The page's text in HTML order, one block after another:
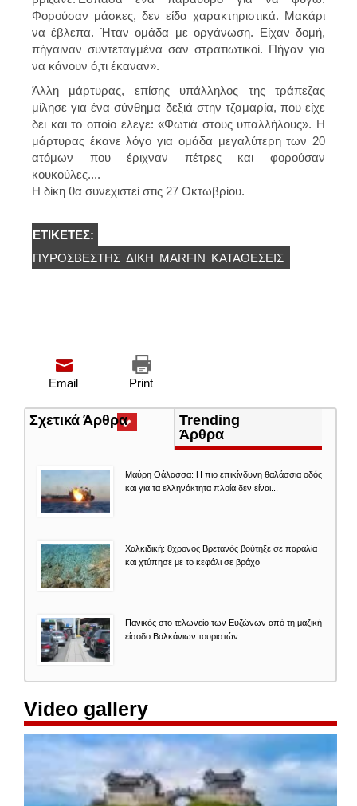
Φορούσαν μάσκες, δεν είδα χαρακτηριστικά. Μακάρι
να έβλεπα. Ήταν ομάδα με οργάνωση. Είχαν δομή,
πήγαιναν συντεταγμένα σαν στρατιωτικοί. Πήγαν για
να κάνουν ό,τι έκαναν».
Άλλη μάρτυρας, επίσης υπάλληλος της τράπεζας
μίλησε για ένα σύνθημα δεξιά στην τζαμαρία, που είχε
δει και το οποίο έλεγε: «Φωτιά στους υπαλλήλους». Η
μάρτυρας έκανε λόγο για ομάδα μεγαλύτερη των 20
ατόμων που έριχναν πέτρες και φορούσαν
κουκούλες....
Η δίκη θα συνεχιστεί στις 27 Οκτωβρίου.
ΕΤΙΚΈΤΕΣ:
ΠΥΡΟΣΒΕΣΤΗΣ ΔΊΚΗ MARFIN ΚΑΤΑΘΈΣΕΙΣ
Print
Email
Σχετικά Άρθρα(ενεργή
καρτέλα)
Trending
Άρθρα
Μαύρη Θάλασσα: Η πιο επικίνδυνη θαλάσσια οδός
και για τα ελληνόκτητα πλοία δεν είναι...
Χαλκιδική: 8χρονος Βρετανός βούτηξε σε παραλία
και χτύπησε με το κεφάλι σε βράχο
Πανικός στο τελωνείο των Ευζώνων από τη μαζική
είσοδο Βαλκάνιων τουριστών
Video gallery